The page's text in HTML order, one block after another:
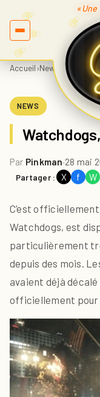
Accueil›News
NEWS
Par Pinkman·28 mai
Partager : X f W
C’est officiellement
Watchdogs, est
particulièrement
depuis des mois.
avaient déjà
officiellement pour